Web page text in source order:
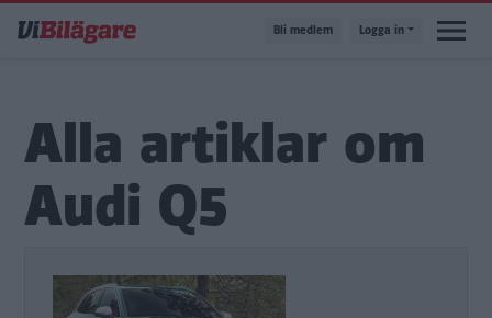
till
Bli medlem Logga in
Alla artiklar om
Audi Q5